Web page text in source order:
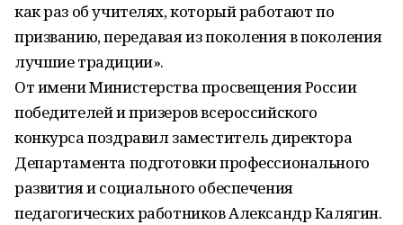
как раз об учителях, который работают по
призванию, передавая из поколения в поколения
лучшие традиции».
От имени Министерства просвещения России
победителей и призеров всероссийского
конкурса поздравил заместитель директора
Департамента подготовки профессионального
развития и социального обеспечения
педагогических работников Александр Калягин.